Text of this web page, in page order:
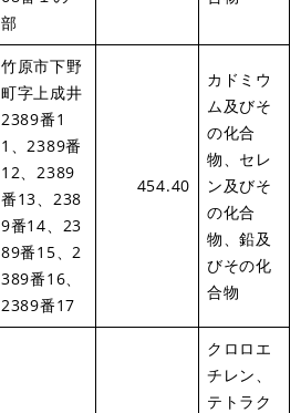
部
竹原市下野
町字上成井
2389番1
1、2389番
12、2389
番13、238
9番14、23
89番15、2
389番16、
2389番17
454.40
カドミウ
ム及びそ
の化合
物、セレ
ン及びそ
の化合
物、鉛及
びその化
合物
クロロエ
チレン、
テトラク